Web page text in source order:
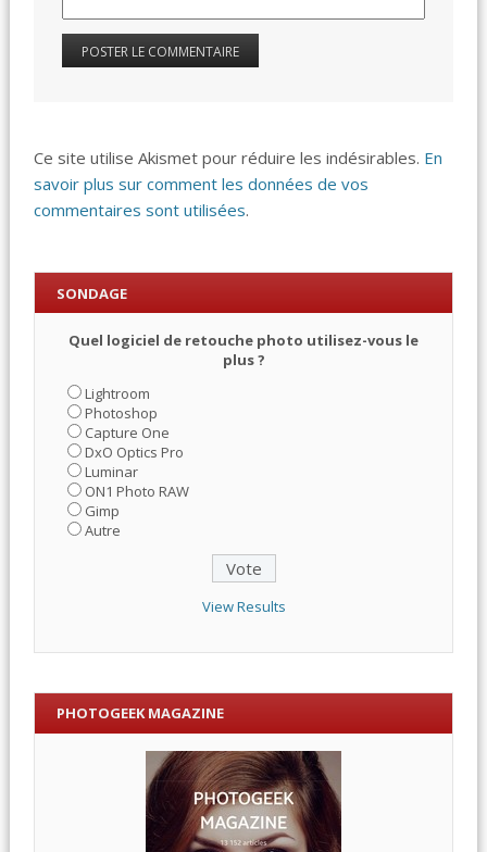
Ce site utilise Akismet pour réduire les indésirables. En
savoir plus sur comment les données de vos
commentaires sont utilisées.
SONDAGE
Quel logiciel de retouche photo utilisez-vous le
plus ?
Lightroom
Photoshop
Capture One
DxO Optics Pro
Luminar
ON1 Photo RAW
Gimp
Autre
View Results
PHOTOGEEK MAGAZINE